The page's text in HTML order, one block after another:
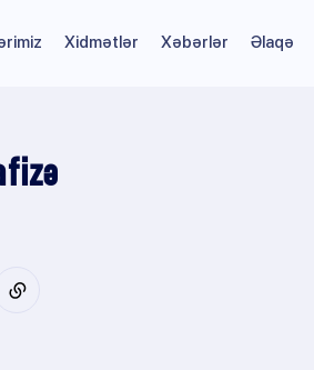
Xidmətlər Xəbərlər Əlaqə